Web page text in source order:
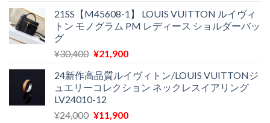
で
し
¥18,300
で
価
格
¥27,200
し
た。
の
価
は
で
す。
21SS【M45608-1】 LOUIS VUITTON ルイヴィ
トン モノグラム PM レディース ショルダーバッ
グ
¥30,400 元
価
格
は
¥30,400
¥21,900現
の
価
は
24新作高品質ルイヴィトン/LOUIS VUITTONジ
ュエリーコレクション ネックレスイアリング
LV24010-12
¥24,000 元
¥11,900現